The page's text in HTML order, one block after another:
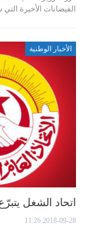
الفيضانات الأخيرة التي
الأخبار الوطنية
اتحاد الشغل يتبرّع بـ100 ألف دينار لفائدة
2018-09-28 11:26